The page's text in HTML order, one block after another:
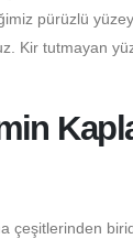
pürüzlü
Kir tutmayan
çeşitlerinden